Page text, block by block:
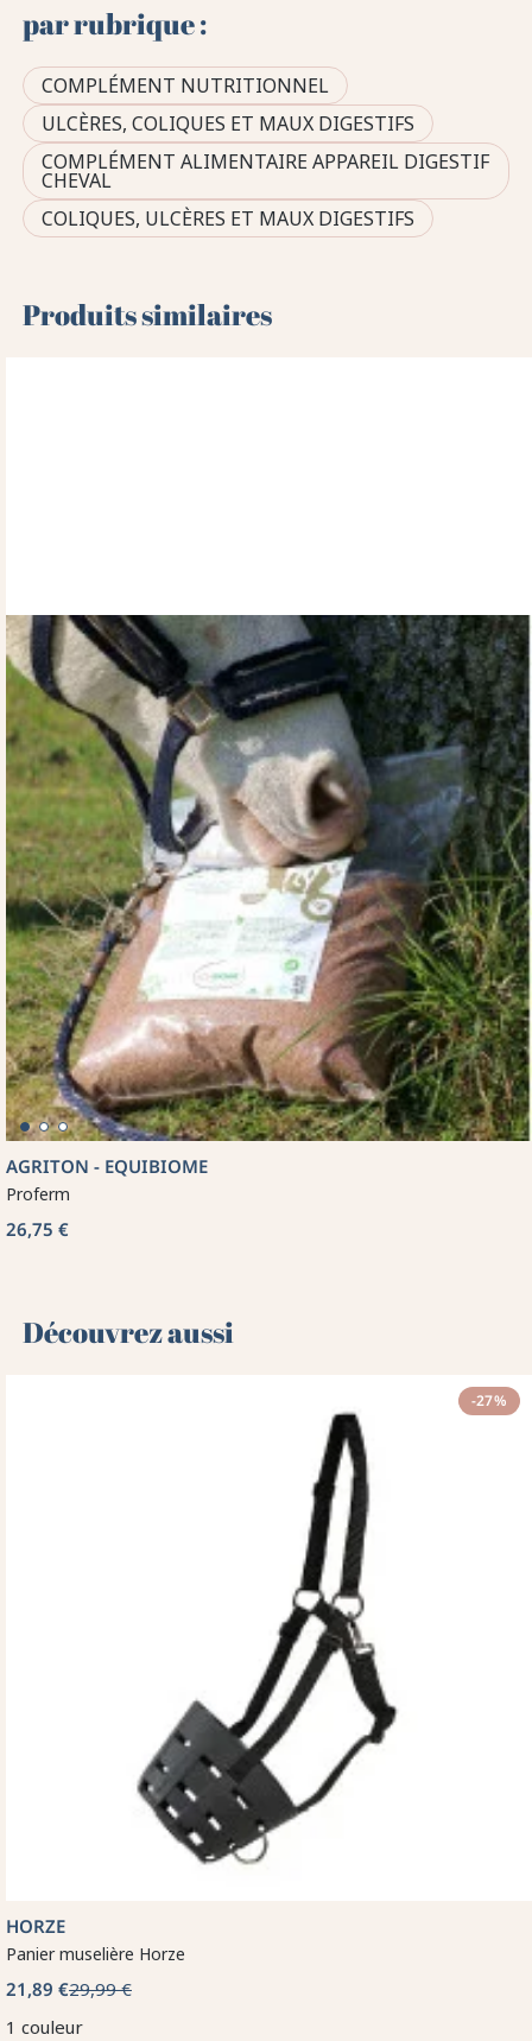
par rubrique :
COMPLÉMENT NUTRITIONNEL
ULCÈRES, COLIQUES ET MAUX DIGESTIFS
COMPLÉMENT ALIMENTAIRE APPAREIL DIGESTIF
CHEVAL
COLIQUES, ULCÈRES ET MAUX DIGESTIFS
Produits similaires
AGRITON - EQUIBIOME
Proferm
26,75 €
Découvrez aussi 🌻
-27%
HORZE
Panier muselière Horze
21,89 €29,99 €
1 couleur